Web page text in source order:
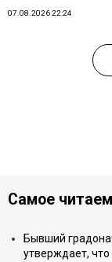
07.08.2026 22:24
Самое
Бывший
утверждает,